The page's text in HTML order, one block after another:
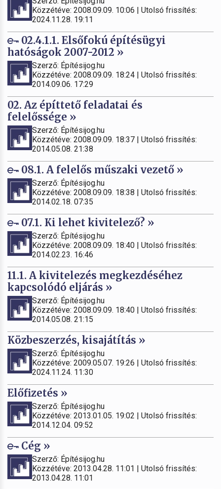
Közzétéve: 2008.09.09. 10:06 | Utolsó frissítés:
2024.11.28. 19:11
02.4.1.1. Elsőfokú építésügyi
hatóságok 2007-2012 »
Szerző: Építésijog.hu
Közzétéve: 2008.09.09. 18:24 | Utolsó frissítés:
2014.09.06. 17:29
02. Az építtető feladatai és
felelőssége »
Szerző: Építésijog.hu
Közzétéve: 2008.09.09. 18:37 | Utolsó frissítés:
2014.05.08. 21:38
08.1. A felelős műszaki vezető »
Szerző: Építésijog.hu
Közzétéve: 2008.09.09. 18:38 | Utolsó frissítés:
2014.02.18. 07:35
07.1. Ki lehet kivitelező? »
Szerző: Építésijog.hu
Közzétéve: 2008.09.09. 18:40 | Utolsó frissítés:
2014.02.23. 16:46
11.1. A kivitelezés megkezdéséhez
kapcsolódó eljárás »
Szerző: Építésijog.hu
Közzétéve: 2008.09.09. 18:40 | Utolsó frissítés:
2014.05.08. 21:15
Közbeszerzés, kisajátítás »
Szerző: Építésijog.hu
Közzétéve: 2009.05.07. 19:26 | Utolsó frissítés:
2024.11.24. 11:30
Előfizetés »
Szerző: Építésijog.hu
Közzétéve: 2013.01.05. 19:02 | Utolsó frissítés:
2014.12.04. 09:52
Cég »
Szerző: Építésijog.hu
Közzétéve: 2013.04.28. 11:01 | Utolsó frissítés:
2013.04.28. 11:01